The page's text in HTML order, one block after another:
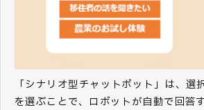
「シナリオ型チャットボット」は、選
を選ぶことで、ロボットが自動で回答